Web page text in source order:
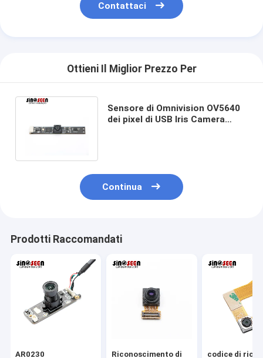
Contattaci
Ottieni Il Miglior Prezzo Per
Sensore di Omnivision OV5640
dei pixel di USB Iris Camera
Continua
Prodotti Raccomandati
AR0230 Riconoscimento di codice di